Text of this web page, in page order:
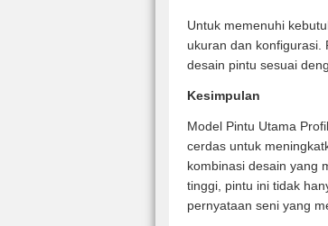
Untuk memenuhi
ukuran dan konfigurasi.
desain pintu sesuai
Kesimpulan
Model Pintu Utama
cerdas untuk
kombinasi desain yang
tinggi, pintu ini tidak
pernyataan seni yang